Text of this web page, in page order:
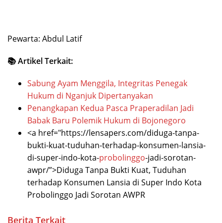
Pewarta: Abdul Latif
📚 Artikel Terkait:
Sabung Ayam Menggila, Integritas Penegak
Hukum di Nganjuk Dipertanyakan
Penangkapan Kedua Pasca Praperadilan Jadi
Babak Baru Polemik Hukum di Bojonegoro
<a href="https://lensapers.com/diduga-tanpa-
bukti-kuat-tuduhan-terhadap-konsumen-lansia-
di-super-indo-kota-probolinggo-jadi-sorotan-
awpr/”>Diduga Tanpa Bukti Kuat, Tuduhan
terhadap Konsumen Lansia di Super Indo Kota
Probolinggo Jadi Sorotan AWPR
Berita Terkait